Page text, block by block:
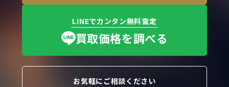
LINEでカンタン無料査定
買取価格を調べる
お気軽にご相談ください